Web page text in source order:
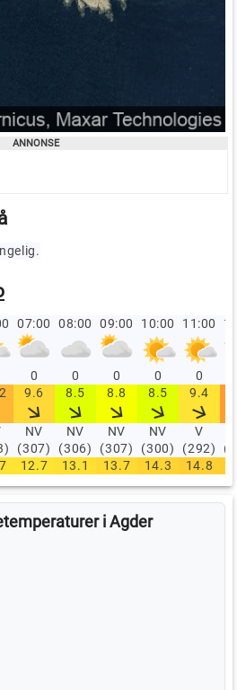
07:00 08:00 09:00 10:00 11:00
0 0 0 0 0
9.6 8.5 8.8 8.5 9.4
NV
(307)
NV
(306)
NV
(307)
NV
(300)
V
(292)
12.7 13.1 13.7 14.3 14.8
i Agder